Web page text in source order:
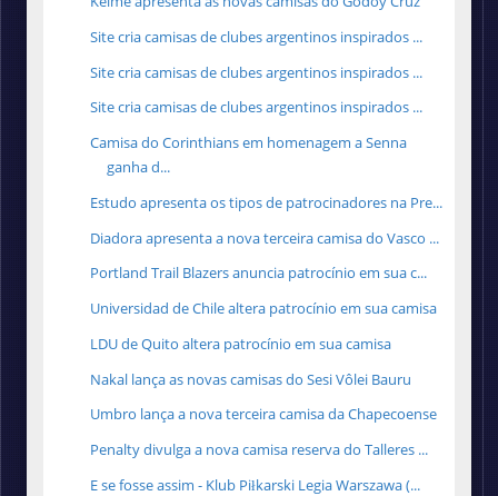
Site cria camisas de clubes argentinos inspirados ...
Site cria camisas de clubes argentinos inspirados ...
Site cria camisas de clubes argentinos inspirados ...
Camisa do Corinthians em homenagem a Senna
ganha d...
Estudo apresenta os tipos de patrocinadores na Pre...
Diadora apresenta a nova terceira camisa do Vasco ...
Portland Trail Blazers anuncia patrocínio em sua c...
Universidad de Chile altera patrocínio em sua camisa
LDU de Quito altera patrocínio em sua camisa
Nakal lança as novas camisas do Sesi Vôlei Bauru
Umbro lança a nova terceira camisa da Chapecoense
Penalty divulga a nova camisa reserva do Talleres ...
E se fosse assim - Klub Piłkarski Legia Warszawa (...